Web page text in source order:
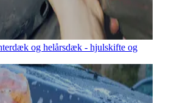
og helårsdæk - hjulskifte og